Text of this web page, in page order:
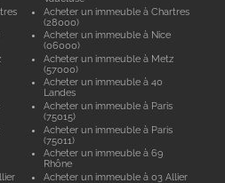
Acheter un immeuble à Chartres
(28000)
Acheter un immeuble à Nice
(06000)
Acheter un immeuble à Metz
(57000)
Acheter un immeuble à 40
Landes
Acheter un immeuble à Paris
(75015)
Acheter un immeuble à Paris
(75011)
Acheter un immeuble à 69
Rhône
Acheter un immeuble à 03 Allier